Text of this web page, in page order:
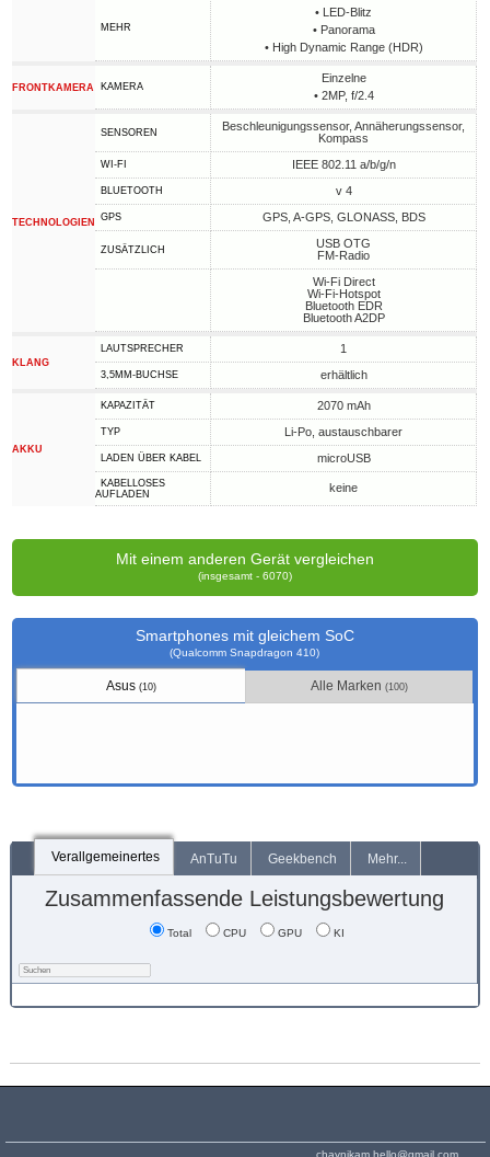
MEHR
• LED-Blitz
• Panorama
• High Dynamic Range (HDR)
FRONTKAMERA KAMERA
Einzelne
• 2MP, f/2.4
TECHNOLOGIEN
SENSOREN
Beschleunigungssensor, Annäherungssensor,
Kompass
WI-FI IEEE 802.11 a/b/g/n
BLUETOOTH v 4
GPS GPS, A-GPS, GLONASS, BDS
ZUSÄTZLICH
USB OTG
FM-Radio
Wi-Fi Direct
Wi-Fi-Hotspot
Bluetooth EDR
Bluetooth A2DP
KLANG
LAUTSPRECHER 1
3,5MM-BUCHSE erhältlich
AKKU
KAPAZITÄT 2070 mAh
TYP Li-Po, austauschbarer
LADEN ÜBER KABEL microUSB
KABELLOSES
AUFLADEN
keine
Mit einem anderen Gerät vergleichen
(insgesamt - 6070)
Smartphones mit gleichem SoC
(Qualcomm Snapdragon 410)
Asus(10) Alle Marken(100)
Verallgemeinertes AnTuTu Geekbench Mehr...
Zusammenfassende Leistungsbewertung
Total CPU GPU KI
chaynikam.hello@gmail.com